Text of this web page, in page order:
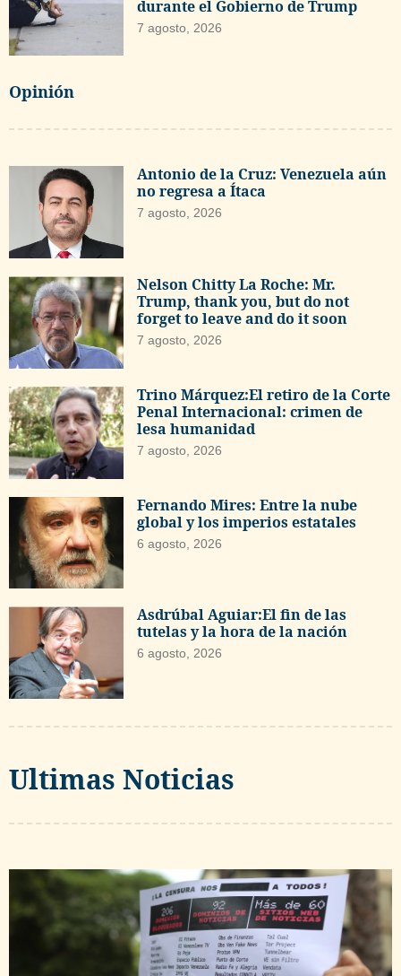
durante el Gobierno de Trump
7 agosto, 2026
Opinión
Antonio de la Cruz: Venezuela aún
no regresa a Ítaca
7 agosto, 2026
Nelson Chitty La Roche: Mr.
Trump, thank you, but do not
forget to leave and do it soon
7 agosto, 2026
Trino Márquez:El retiro de la Corte
Penal Internacional: crimen de
lesa humanidad
7 agosto, 2026
Fernando Mires: Entre la nube
global y los imperios estatales
6 agosto, 2026
Asdrúbal Aguiar:El fin de las
tutelas y la hora de la nación
6 agosto, 2026
Ultimas Noticias